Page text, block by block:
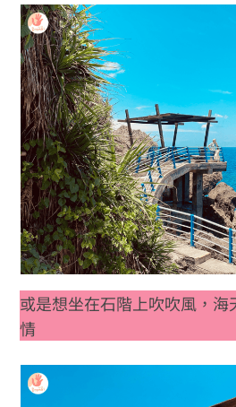
或是想坐在石階上吹吹風，
情